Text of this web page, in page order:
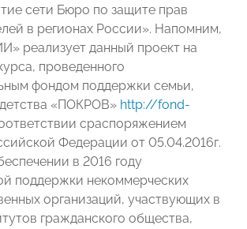
сети Бюро по защите прав
в регионах России». Напомним,
реализует данный проект на
проведенного
фондом поддержки семьи,
«ПОКРОВ» http://fond-
сраспоряжением
Федерации от 05.04.2016г.
в 2016 году
поддержки некоммерческих
организаций, участвующих в
гражданского общества,